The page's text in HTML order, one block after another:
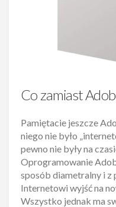
Co zamiast
Pamiętacie jeszcze
niego nie było
pewno nie były na
Oprogramowanie
sposób diametralny i z
Internetowi wyjść na
Wszystko jednak ma